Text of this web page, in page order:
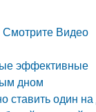
Видео
эффективные
дном
ставить один на